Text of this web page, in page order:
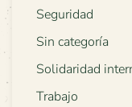
Seguridad
Sin categoría
Solidaridad
Trabajo